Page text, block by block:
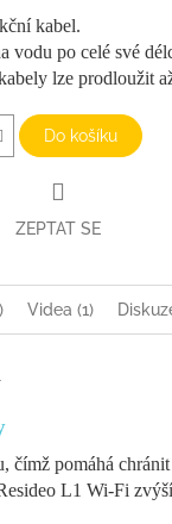
kabel.
vodu po celé své
lze prodloužit
Do košíku
ZEPTAT SE
Videa (1)
pomáhá
L1 Wi-Fi